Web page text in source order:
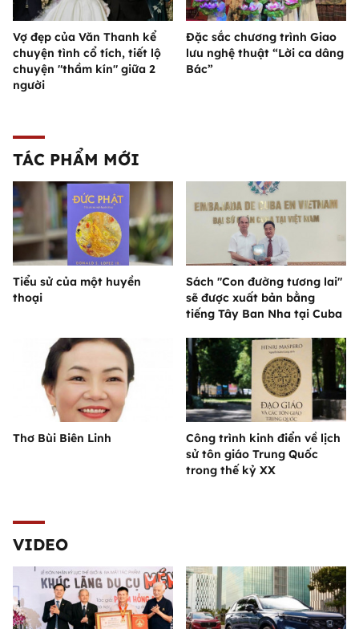
Vợ đẹp của Văn Thanh kể
chuyện tình cổ tích, tiết lộ
chuyện "thầm kín" giữa 2
người
Đặc sắc chương trình Giao
lưu nghệ thuật “Lời ca dâng
Bác”
TÁC PHẨM MỚI
Tiểu sử của một huyền
thoại
Sách "Con đường tương lai"
sẽ được xuất bản bằng
tiếng Tây Ban Nha tại Cuba
Thơ Bùi Biên Linh
Công trình kinh điển về lịch
sử tôn giáo Trung Quốc
trong thế kỷ XX
VIDEO